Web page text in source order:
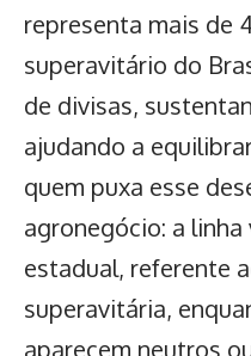
representa mais de
superavitário do
de divisas,
ajudando a
quem puxa esse
agronegócio: a
estadual, referente
superavitária,
aparecem neutros